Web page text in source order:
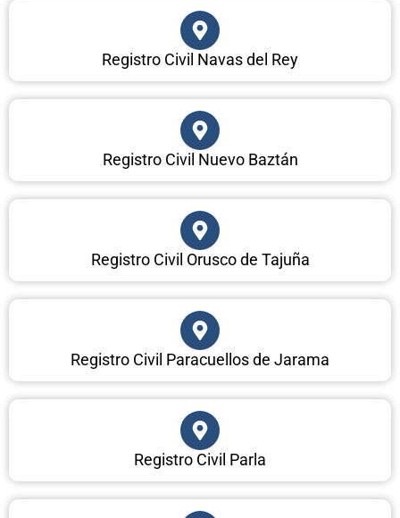
Registro Civil Navas del Rey
Registro Civil Nuevo Baztán
Registro Civil Orusco de Tajuña
Registro Civil Paracuellos de Jarama
Registro Civil Parla